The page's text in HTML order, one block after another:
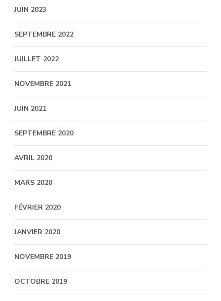
JUIN 2023
SEPTEMBRE 2022
JUILLET 2022
NOVEMBRE 2021
JUIN 2021
SEPTEMBRE 2020
AVRIL 2020
MARS 2020
FÉVRIER 2020
JANVIER 2020
NOVEMBRE 2019
OCTOBRE 2019